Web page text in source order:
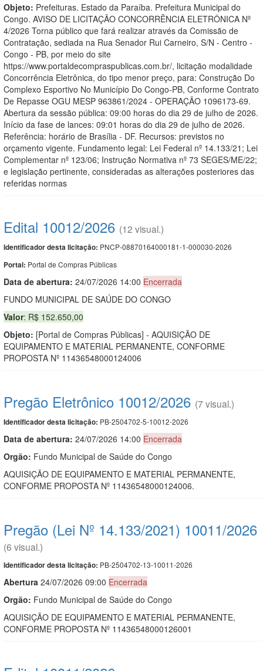
Objeto: Prefeituras. Estado da Paraíba. Prefeitura Municipal do
Congo. AVISO DE LICITAÇÃO CONCORRÊNCIA ELETRÔNICA Nº
4/2026 Torna público que fará realizar através da Comissão de
Contratação, sediada na Rua Senador Rui Carneiro, S/N - Centro -
Congo - PB, por meio do site
https://www.portaldecompraspublicas.com.br/, licitação modalidade
Concorrência Eletrônica, do tipo menor preço, para: Construção Do
Complexo Esportivo No Município Do Congo-PB, Conforme Contrato
De Repasse OGU MESP 963861/2024 - OPERAÇÃO 1096173-69.
Abertura da sessão pública: 09:00 horas do dia 29 de julho de 2026.
Início da fase de lances: 09:01 horas do dia 29 de julho de 2026.
Referência: horário de Brasília - DF. Recursos: previstos no
orçamento vigente. Fundamento legal: Lei Federal nº 14.133/21; Lei
Complementar nº 123/06; Instrução Normativa nº 73 SEGES/ME/22;
e legislação pertinente, consideradas as alterações posteriores das
referidas normas
Edital 10012/2026 (12 visual.)
Identificador desta licitação: PNCP-08870164000181-1-000030-2026
Portal: Portal de Compras Públicas
Data de abertura: 24/07/2026 14:00 Encerrada
FUNDO MUNICIPAL DE SAÚDE DO CONGO
Valor: R$ 152.650,00
Objeto: [Portal de Compras Públicas] - AQUISIÇÃO DE
EQUIPAMENTO E MATERIAL PERMANENTE, CONFORME
PROPOSTA Nº 11436548000124006
Pregão Eletrônico 10012/2026 (7 visual.)
Identificador desta licitação: PB-2504702-5-10012-2026
Data de abertura: 24/07/2026 14:00 Encerrada
Orgão: Fundo Municipal de Saúde do Congo
AQUISIÇÃO DE EQUIPAMENTO E MATERIAL PERMANENTE,
CONFORME PROPOSTA Nº 11436548000124006.
Pregão (Lei Nº 14.133/2021) 10011/2026
(6 visual.)
Identificador desta licitação: PB-2504702-13-10011-2026
Abertura 24/07/2026 09:00 Encerrada
Orgão: Fundo Municipal de Saúde do Congo
AQUISIÇÃO DE EQUIPAMENTO E MATERIAL PERMANENTE,
CONFORME PROPOSTA Nº 11436548000126001